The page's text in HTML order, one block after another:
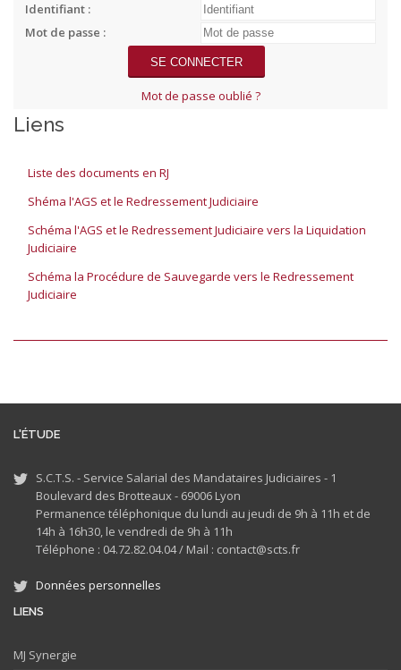
Identifiant :
Mot de passe :
Mot de passe oublié ?
Liens
Liste des documents en RJ
Shéma l'AGS et le Redressement Judiciaire
Schéma l'AGS et le Redressement Judiciaire vers la Liquidation
Judiciaire
Schéma la Procédure de Sauvegarde vers le Redressement
Judiciaire
L'ÉTUDE
S.C.T.S. - Service Salarial des Mandataires Judiciaires - 1
Boulevard des Brotteaux - 69006 Lyon
Permanence téléphonique du lundi au jeudi de 9h à 11h et de
14h à 16h30, le vendredi de 9h à 11h
Téléphone : 04.72.82.04.04 / Mail : contact@scts.fr
Données personnelles
LIENS
MJ Synergie